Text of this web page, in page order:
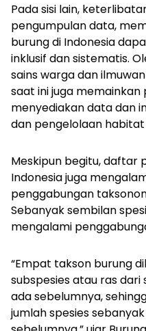
Pada sisi lain,
pengumpulan data,
burung di Indonesia
inklusif dan sistematis.
sains warga dan
saat ini juga
menyediakan data dan
dan pengelolaan habitat
Meskipun begitu, daftar
Indonesia juga
penggabungan
Sebanyak sembilan
mengalami
“Empat takson burung
subspesies atau ras
ada sebelumnya,
jumlah spesies